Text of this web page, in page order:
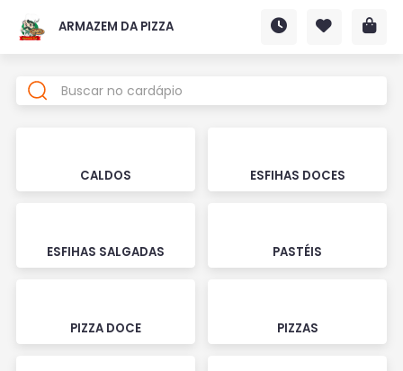
ARMAZEM DA PIZZA
CALDOS ESFIHAS DOCES
ESFIHAS SALGADAS PASTÉIS
PIZZA DOCE PIZZAS